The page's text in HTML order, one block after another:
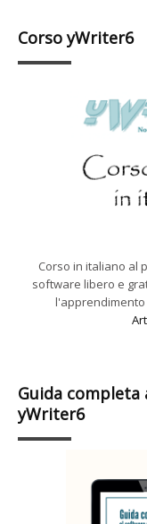
Corso yWriter6
Corso in italiano al
software libero e
l'apprendimento
Guida
yWriter6